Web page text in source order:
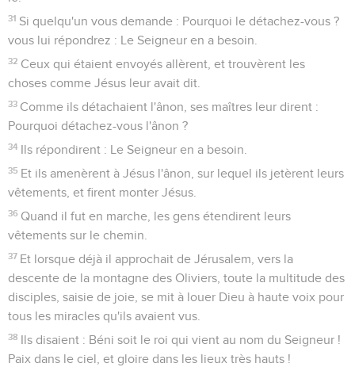
31 Si quelqu'un vous demande : Pourquoi le détachez-vous ?
vous lui répondrez : Le Seigneur en a besoin.
32 Ceux qui étaient envoyés allèrent, et trouvèrent les
choses comme Jésus leur avait dit.
33 Comme ils détachaient l'ânon, ses maîtres leur dirent :
Pourquoi détachez-vous l'ânon ?
34 Ils répondirent : Le Seigneur en a besoin.
35 Et ils amenèrent à Jésus l'ânon, sur lequel ils jetèrent leurs
vêtements, et firent monter Jésus.
36 Quand il fut en marche, les gens étendirent leurs
vêtements sur le chemin.
37 Et lorsque déjà il approchait de Jérusalem, vers la
descente de la montagne des Oliviers, toute la multitude des
disciples, saisie de joie, se mit à louer Dieu à haute voix pour
tous les miracles qu'ils avaient vus.
38 Ils disaient : Béni soit le roi qui vient au nom du Seigneur !
Paix dans le ciel, et gloire dans les lieux très hauts !